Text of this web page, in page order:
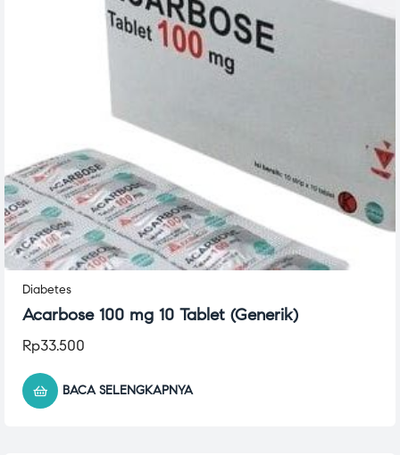
Diabetes
Acarbose 100 mg 10 Tablet (Generik)
Rp33.500
BACA SELENGKAPNYA